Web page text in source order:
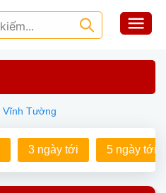
Vĩnh Tường
3 ngày tới 5 ngày tới